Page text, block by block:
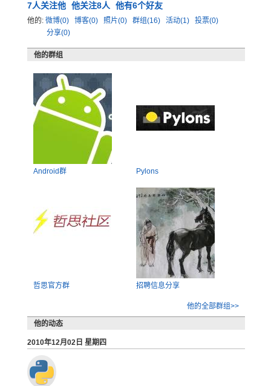
7人关注他 他关注8人 他有6个好友
他的: 微博(0) 博客(0) 照片(0) 群组(16) 活动(1)
投票(0)
分享(0)
他的群组
Android群 Pylons
哲思官方群 招聘信息分享
他的全部群组>>
他的动态
2010年12月02日 星期四